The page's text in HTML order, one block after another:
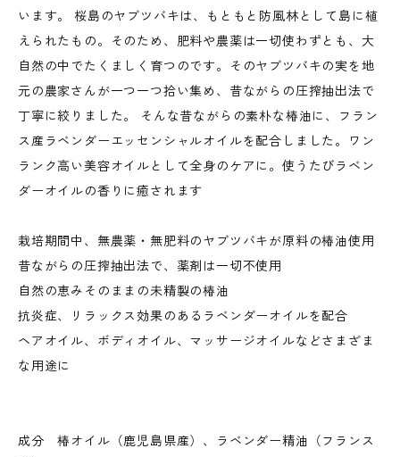
います。 桜島のヤブツバキは、もともと防風林として島に植
えられたもの。そのため、肥料や農薬は一切使わずとも、大
自然の中でたくましく育つのです。そのヤブツバキの実を地
元の農家さんが一つ一つ拾い集め、昔ながらの圧搾抽出法で
丁寧に絞りました。 そんな昔ながらの素朴な椿油に、フラン
ス産ラベンダーエッセンシャルオイルを配合しました。ワン
ランク高い美容オイルとして全身のケアに。使うたびラベン
ダーオイルの香りに癒されます
栽培期間中、無農薬・無肥料のヤブツバキが原料の椿油使用
昔ながらの圧搾抽出法で、薬剤は一切不使用
自然の恵みそのままの未精製の椿油
抗炎症、リラックス効果のあるラベンダーオイルを配合
ヘアオイル、ボディオイル、マッサージオイルなどさまざま
な用途に
成分 椿オイル（鹿児島県産）、ラベンダー精油（フランス